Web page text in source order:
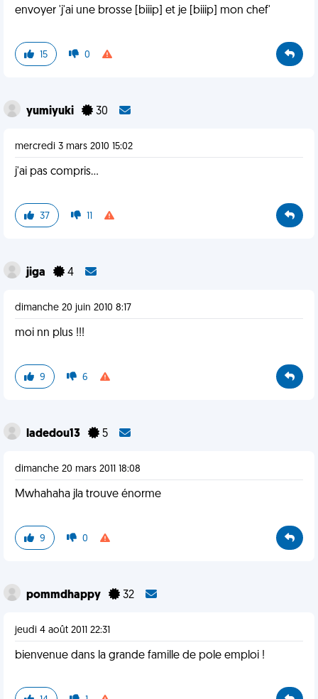
envoyer 'j'ai une brosse [biiip] et je [biiip] mon chef'
15 0
yumiyuki 30
mercredi 3 mars 2010 15:02
j'ai pas compris...
37 11
jiga 4
dimanche 20 juin 2010 8:17
moi nn plus !!!
9 6
ladedou13 5
dimanche 20 mars 2011 18:08
Mwhahaha jla trouve énorme
9 0
pommdhappy 32
jeudi 4 août 2011 22:31
bienvenue dans la grande famille de pole emploi !